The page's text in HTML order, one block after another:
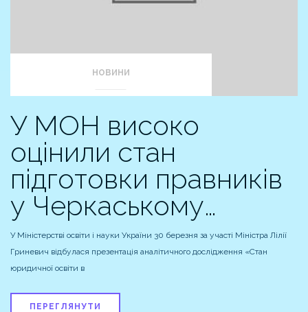
НОВИНИ
У МОН високо
оцінили стан
підготовки правників
у Черкаському…
У Міністерстві освіти і науки України 30 березня за участі Міністра Лілії
Гриневич відбулася презентація аналітичного дослідження «Стан
юридичної освіти в
ПЕРЕГЛЯНУТИ